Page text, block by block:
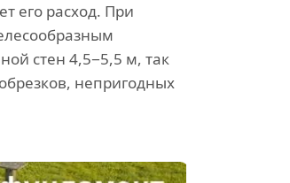
его расход. При
стен 4,5−5,5 м, так
непригодных